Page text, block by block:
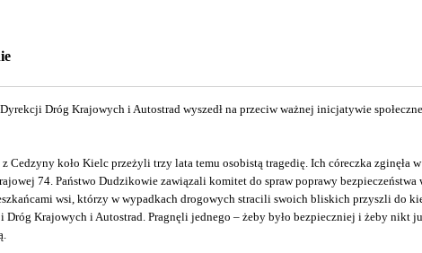
Dróg Krajowych i Autostrad wyszedł na przeciw ważnej inicjatywie
Cedzyny koło Kielc przeżyli trzy lata temu osobistą tragedię. Ich córeczka zginęła
74. Państwo Dudzikowie zawiązali komitet do spraw poprawy bezpieczeństwa
wsi, którzy w wypadkach drogowych stracili swoich bliskich przyszli do
Dróg Krajowych i Autostrad. Pragnęli jednego – żeby było bezpieczniej i żeby nikt